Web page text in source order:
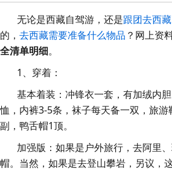
无论是西藏自驾游，还是跟团去西藏
的， 去西藏需要准备什么物品 ？网上资
全清单明细。
1、穿着：
基本着装：冲锋衣一套，有加绒内胆
恤，内裤3-5条，袜子每天备一双，旅
副，鸭舌帽1顶。
加强版：如果是户外旅行，去阿里、
帽。当然，如果是去登山攀岩，另议，